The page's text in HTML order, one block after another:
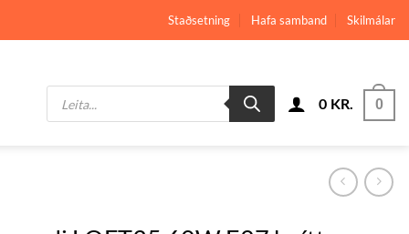
Staðsetning Hafa samband Skilmálar
Products
search
0 KR. 0